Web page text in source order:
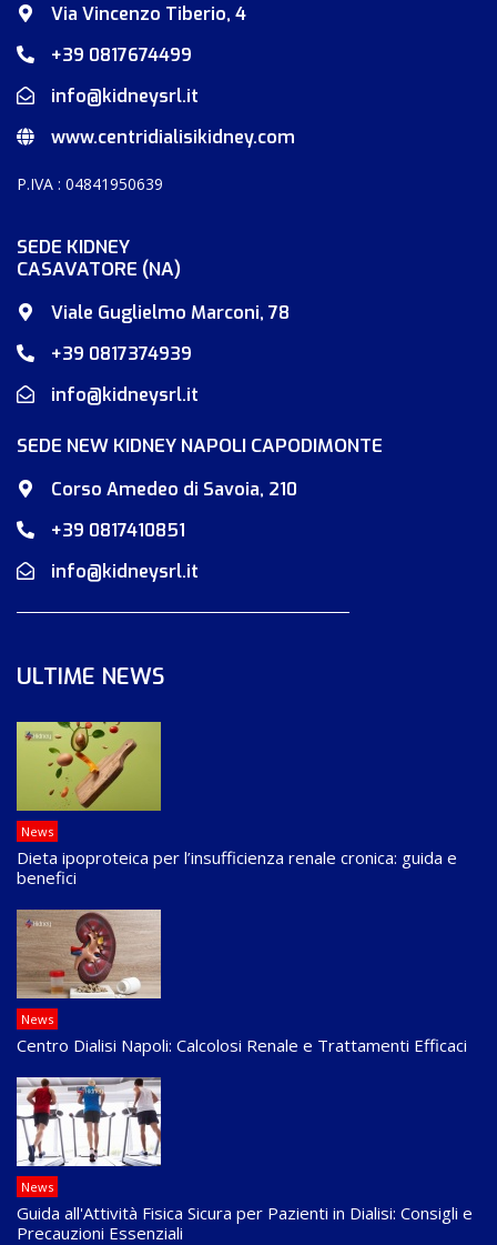
Via Vincenzo Tiberio, 4
+39 0817674499
info@kidneysrl.it
www.centridialisikidney.com
P.IVA : 04841950639
SEDE KIDNEY
CASAVATORE (NA)
Viale Guglielmo Marconi, 78
+39 0817374939
info@kidneysrl.it
SEDE NEW KIDNEY NAPOLI CAPODIMONTE
Corso Amedeo di Savoia, 210
+39 0817410851
info@kidneysrl.it
ULTIME NEWS
News
Dieta ipoproteica per l’insufficienza renale cronica: guida e
benefici
News
Centro Dialisi Napoli: Calcolosi Renale e Trattamenti Efficaci
News
Guida all'Attività Fisica Sicura per Pazienti in Dialisi: Consigli e
Precauzioni Essenziali